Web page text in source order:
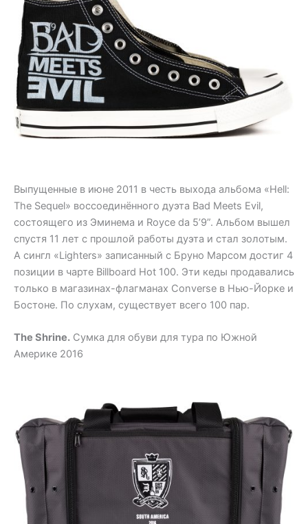
Выпущенные в июне 2011 в честь выхода альбома «Hell:
The Sequel» воссоединённого дуэта Bad Meets Evil,
состоящего из Эминема и Royce da 5’9”. Альбом вышел
спустя 11 лет с прошлой работы дуэта и стал золотым.
А сингл «Lighters» записанный с Бруно Марсом достиг 4
позиции в чарте Billboard Hot 100. Эти кеды продавались
только в магазинах-флагманах Converse в Нью-Йорке и
Бостоне. По слухам, существует всего 100 пар.
The Shrine. Сумка для обуви для тура по Южной
Америке 2016